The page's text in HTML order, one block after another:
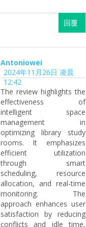
回覆
Antoniowei
2024年11月26日 凌晨
12:42
The review highlights the
effectiveness of
intelligent space
management in
optimizing library study
rooms. It emphasizes
efficient utilization
through smart
scheduling, resource
allocation, and real-time
monitoring. The
approach enhances user
satisfaction by reducing
conflicts and idle time,